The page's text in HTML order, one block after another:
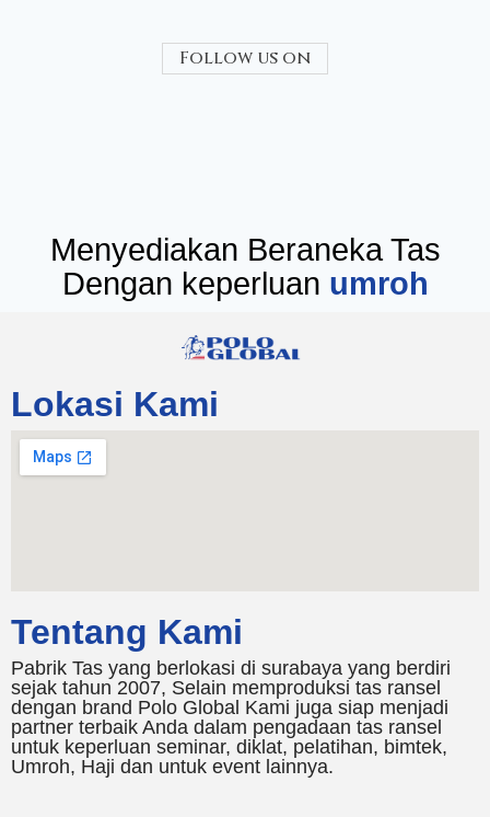
Follow us on
Menyediakan Beraneka Tas
Dengan keperluanseminar
Lokasi Kami
Tentang Kami
Pabrik Tas yang berlokasi di surabaya yang berdiri
sejak tahun 2007, Selain memproduksi tas ransel
dengan brand Polo Global Kami juga siap menjadi
partner terbaik Anda dalam pengadaan tas ransel
untuk keperluan seminar, diklat, pelatihan, bimtek,
Umroh, Haji dan untuk event lainnya.